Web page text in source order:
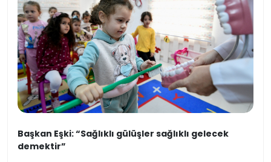
Başkan Eşki: “Sağlıklı gülüşler sağlıklı gelecek
demektir”